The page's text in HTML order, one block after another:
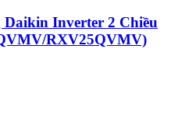
Inverter 2 Chiều
RXV25QVMV)